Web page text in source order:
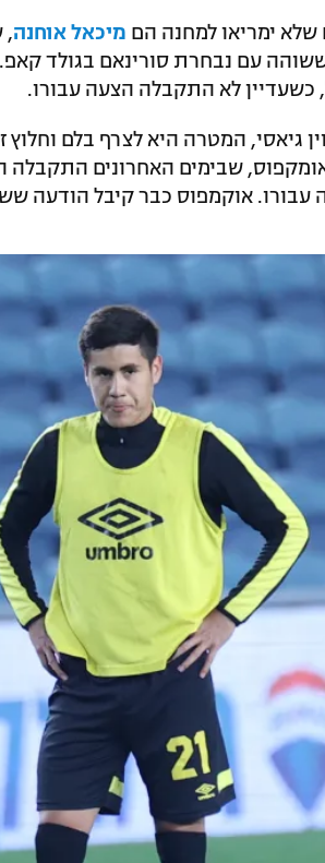
שלא ימריאו למחנה הם מיכאל אוחנה,
ששוהה עם נבחרת סורינאם בגולד
כשעדיין לא התקבלה הצעה עבורו.
גיאסי, המטרה היא לצרף בלם וחלוץ
אומקפוס, שבימים האחרונים
אוקמפוס כבר קיבל הודעה